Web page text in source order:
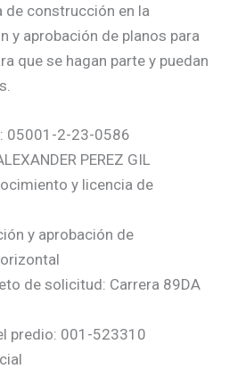
construcción en la
y aprobación de planos para
que se hagan parte y puedan
05001-2-23-0586
PEREZ GIL
y licencia de
y aprobación de
de solicitud: Carrera 89DA
predio: 001-523310